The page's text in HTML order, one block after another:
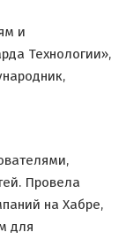
и
Технологии»,
Провела
на Хабре,
для